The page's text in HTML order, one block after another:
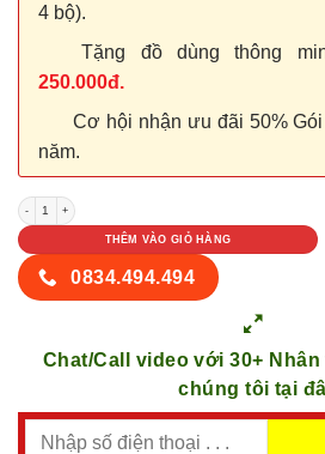
4 bộ).
Tặng đồ dùng thông
250.000đ.
Cơ hội nhận ưu đãi 50%
năm.
CỬA NHỰA COMPOSITE SGD121-M10 số lượng
THÊM VÀO GIỎ HÀNG
0834.494.494
Chat/Call video với 30+
chúng tôi tại